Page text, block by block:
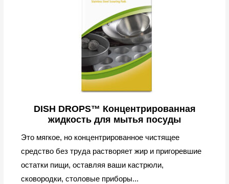
DISH DROPS™ Концентрированная
жидкость для мытья посуды
Это мягкое, но концентрированное чистящее
средство без труда растворяет жир и пригоревшие
остатки пищи, оставляя ваши кастрюли,
сковородки, столовые приборы...